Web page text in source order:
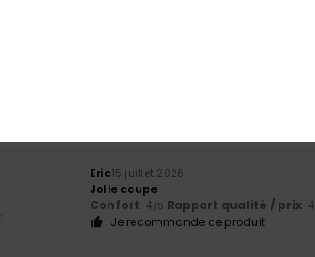
Eric15 juillet 2026
Jolie coupe
Confort: 4/5 Rapport qualité / prix: 4
Je recommande ce produit